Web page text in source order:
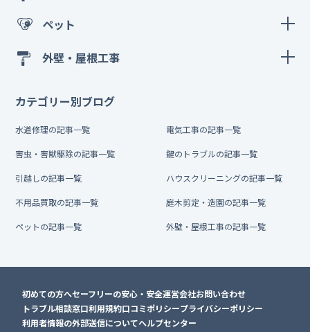
ペット
外壁・屋根工事
カテゴリー別ブログ
水道修理の記事一覧 電気工事の記事一覧
害虫・害獣駆除の記事一覧 鍵のトラブルの記事一覧
引越しの記事一覧 ハウスクリーニングの記事一覧
不用品買取の記事一覧 庭木剪定・造園の記事一覧
ペットの記事一覧 外壁・屋根工事の記事一覧
初めての方へセーフリーの安心・安全運営会社お問い合わせ
トラブル相談窓口利用規約口コミポリシープライバシーポリシー
利用者情報の外部送信についてヘルプセンター